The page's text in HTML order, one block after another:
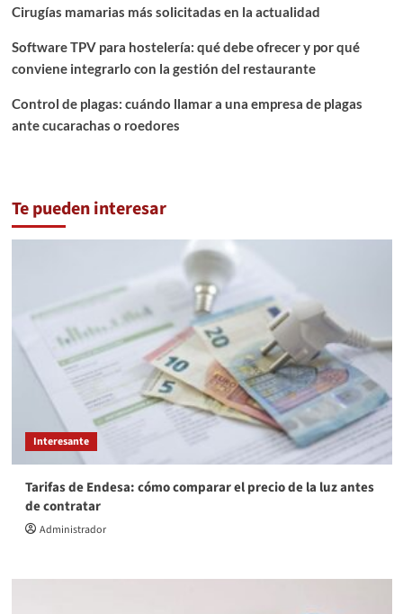
Cirugías mamarias más solicitadas en la actualidad
Software TPV para hostelería: qué debe ofrecer y por qué
conviene integrarlo con la gestión del restaurante
Control de plagas: cuándo llamar a una empresa de plagas
ante cucarachas o roedores
Te pueden interesar
Interesante
Tarifas de Endesa: cómo comparar el precio de la luz antes
de contratar
Administrador